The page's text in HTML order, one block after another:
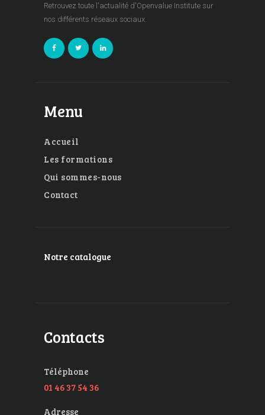
Retrouvez toute l'actualité d'Openvalue Institute sur
nos différents réseaux sociaux.
Menu
Accueil
Les formations
Qui sommes-nous
Contact
Notre catalogue
Contacts
Téléphone
01 46 37 54 36
Adresse